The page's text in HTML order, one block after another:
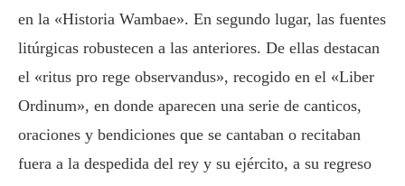
en la «Historia Wambae». En segundo lugar, las fuentes
litúrgicas robustecen a las anteriores. De ellas destacan
el «ritus pro rege observandus», recogido en el «Liber
Ordinum», en donde aparecen una serie de canticos,
oraciones y bendiciones que se cantaban o recitaban
fuera a la despedida del rey y su ejército, a su regreso